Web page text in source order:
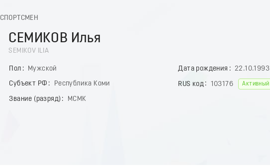
СПОРТСМЕН
СЕМИКОВ Илья
SEMIKOV ILIA
Пол Мужской Дата рождения 22.10.1993
Субъект РФ
Республика Коми RUS код 103176 Активный
Звание (разряд) МСМК